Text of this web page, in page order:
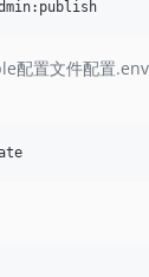
配置文件配置